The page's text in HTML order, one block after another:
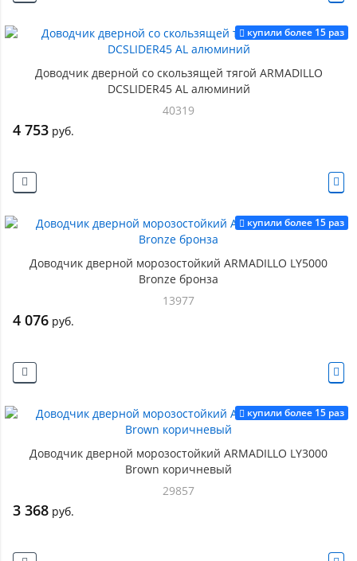
купили более 15 раз
Доводчик дверной со скользящей тягой ARMADILLO
DCSLIDER45 AL алюминий
40319
4 753 руб.
купили более 15 раз
Доводчик дверной морозостойкий ARMADILLO LY5000
Bronze бронза
13977
4 076 руб.
купили более 15 раз
Доводчик дверной морозостойкий ARMADILLO LY3000
Brown коричневый
29857
3 368 руб.